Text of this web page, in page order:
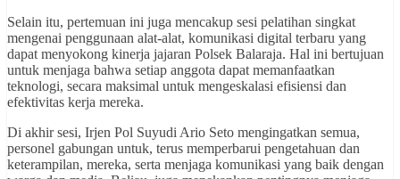
Selain itu, pertemuan ini juga mencakup sesi pelatihan singkat
mengenai penggunaan alat-alat, komunikasi digital terbaru yang
dapat menyokong kinerja jajaran Polsek Balaraja. Hal ini bertujuan
untuk menjaga bahwa setiap anggota dapat memanfaatkan
teknologi, secara maksimal untuk mengeskalasi efisiensi dan
efektivitas kerja mereka.
Di akhir sesi, Irjen Pol Suyudi Ario Seto mengingatkan semua,
personel gabungan untuk, terus memperbarui pengetahuan dan
keterampilan, mereka, serta menjaga komunikasi yang baik dengan